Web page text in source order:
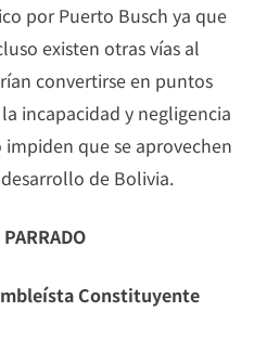
por Puerto Busch ya que
existen otras vías al
convertirse en puntos
incapacidad y negligencia
que se aprovechen
de Bolivia.
Constituyente